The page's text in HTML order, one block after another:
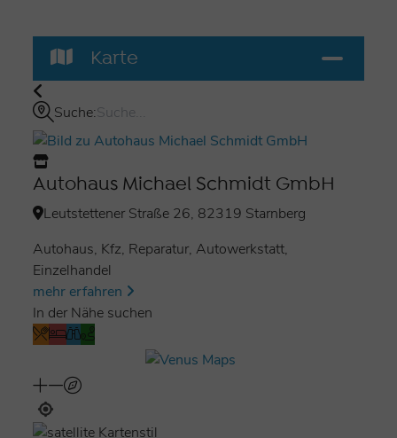
Karte
Suche:
Autohaus Michael Schmidt GmbH
Leutstettener Straße 26, 82319 Starnberg
Autohaus, Kfz, Reparatur, Autowerkstatt,
Einzelhandel
mehr erfahren
In der Nähe suchen